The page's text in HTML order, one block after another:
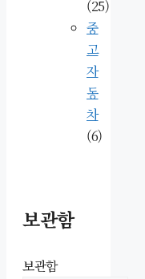
(25)
중
고
자
동
차
(6)
보관함
보관함